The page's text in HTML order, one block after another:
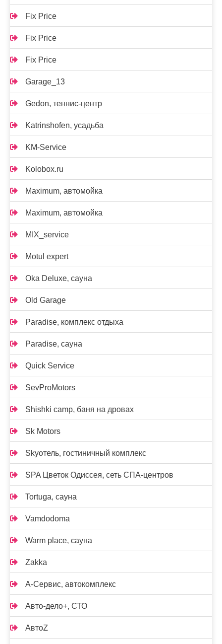
Fix Price
Fix Price
Fix Price
Garage_13
Gedon, теннис-центр
Katrinshofen, усадьба
KM-Service
Kolobox.ru
Maximum, автомойка
Maximum, автомойка
MIX_service
Motul expert
Oka Deluxe, сауна
Old Garage
Paradise, комплекс отдыха
Paradise, сауна
Quick Service
SevProMotors
Shishki camp, баня на дровах
Sk Motors
Skyотель, гостиничный комплекс
SPA Цветок Одиссея, сеть СПА-центров
Tortuga, сауна
Vamdodoma
Warm place, сауна
Zakka
А-Сервис, автокомплекс
Авто-дело+, СТО
АвтоZ